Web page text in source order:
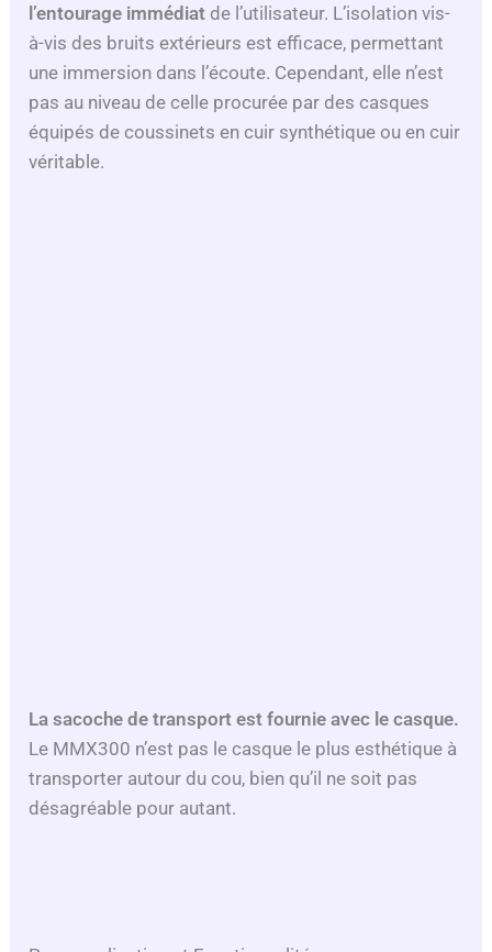
l’entourage immédiat de l’utilisateur. L’isolation vis-
à-vis des bruits extérieurs est efficace, permettant
une immersion dans l’écoute. Cependant, elle n’est
pas au niveau de celle procurée par des casques
équipés de coussinets en cuir synthétique ou en cuir
véritable.
La sacoche de transport est fournie avec le casque.
Le MMX300 n’est pas le casque le plus esthétique à
transporter autour du cou, bien qu’il ne soit pas
désagréable pour autant.